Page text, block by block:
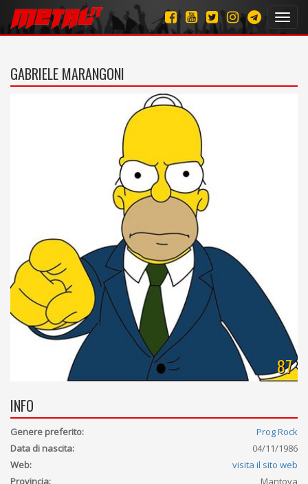
GABRIELE MARANGONI
87
INFO
Genere preferito:
Prog Rock
Data di nascita:
04/11/1986
Web:
visita il sito web
Provincia:
Mantova